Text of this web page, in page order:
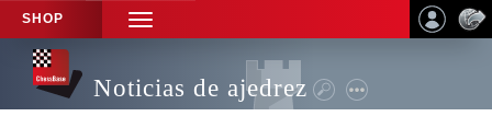
SHOP
TOGGLE
NAVIGATION
Noticias de ajedrez